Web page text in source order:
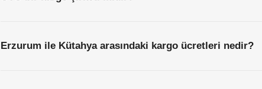
Erzurum ile Kütahya arasındaki kargo ücretleri nedir?